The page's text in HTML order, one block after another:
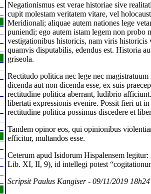
Negationismus est verae historiae sive
cupit molestam veritatem vitare, vel
Meridionali; aliquae autem nationes lege
puniendi; ego autem istam legem non probo
vestigationibus historicis, nam viris
quamvis disputabilis, edendus est. Historia
griseola.
Rectitudo politica nec lege nec
dicenda aut non dicenda esse, ex suis
rectitudine politica aberrant, ludibrio
libertati expressionis evenire. Possit fieri ut
rectitudine politica possimus discedere et
Tandem opinor eos, qui opinionibus
efficitur, multandos esse.
Ceterum apud Isidorum Hispalensem
Lib. XI, II, 9), id intellegi potest
Scripsit Paulus Kangiser - 09/11/2019 18h24